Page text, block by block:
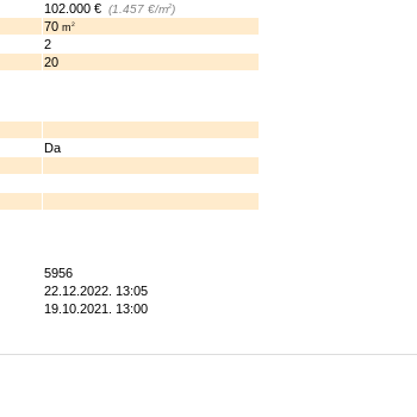
102.000 € (1.457 €/m2)
70 m2
2
20
Da
5956
22.12.2022. 13:05
19.10.2021. 13:00